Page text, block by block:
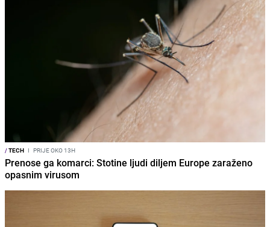
/TECH I PRIJE OKO 13H
Prenose ga komarci: Stotine ljudi diljem Europe zaraženo
opasnim virusom